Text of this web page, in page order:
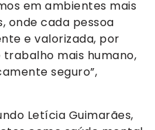
em ambientes mais
onde cada pessoa
e valorizada, por
mais humano,
seguro”,
Letícia Guimarães,